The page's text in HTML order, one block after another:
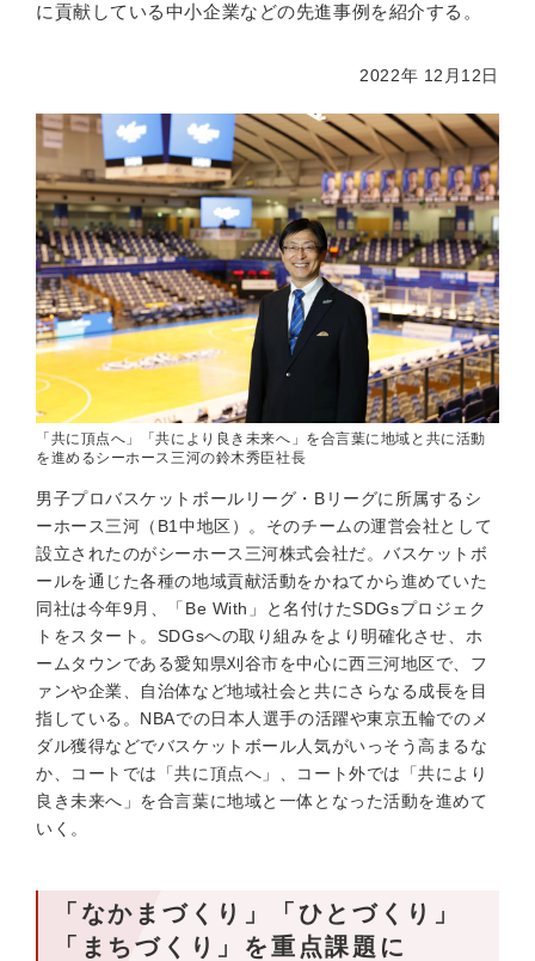
に貢献している中小企業などの先進事例を紹介する。
2022年 12月12日
「共に頂点へ」「共により良き未来へ」を合言葉に地域と共に活動
を進めるシーホース三河の鈴木秀臣社長
男子プロバスケットボールリーグ・Bリーグに所属するシ
ーホース三河（B1中地区）。そのチームの運営会社として
設立されたのがシーホース三河株式会社だ。バスケットボ
ールを通じた各種の地域貢献活動をかねてから進めていた
同社は今年9月、「Be With」と名付けたSDGsプロジェク
トをスタート。SDGsへの取り組みをより明確化させ、ホ
ームタウンである愛知県刈谷市を中心に西三河地区で、フ
ァンや企業、自治体など地域社会と共にさらなる成長を目
指している。NBAでの日本人選手の活躍や東京五輪でのメ
ダル獲得などでバスケットボール人気がいっそう高まるな
か、コートでは「共に頂点へ」、コート外では「共により
良き未来へ」を合言葉に地域と一体となった活動を進めて
いく。
「なかまづくり」「ひとづくり」
「まちづくり」を重点課題に